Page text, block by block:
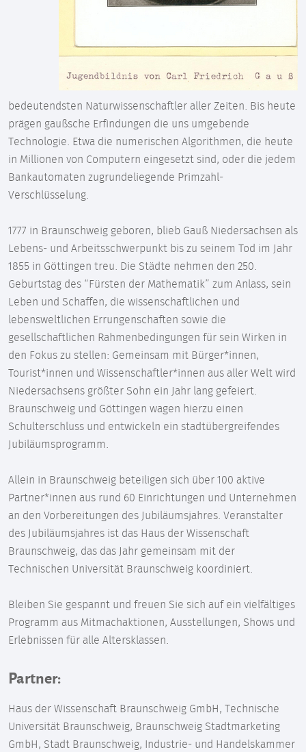
bedeutendsten Naturwissenschaftler aller Zeiten. Bis heute
prägen gaußsche Erfindungen die uns umgebende
Technologie. Etwa die numerischen Algorithmen, die heute
in Millionen von Computern eingesetzt sind, oder die jedem
Bankautomaten zugrundeliegende Primzahl-
Verschlüsselung.
1777 in Braunschweig geboren, blieb Gauß Niedersachsen als
Lebens- und Arbeitsschwerpunkt bis zu seinem Tod im Jahr
1855 in Göttingen treu. Die Städte nehmen den 250.
Geburtstag des “Fürsten der Mathematik” zum Anlass, sein
Leben und Schaffen, die wissenschaftlichen und
lebensweltlichen Errungenschaften sowie die
gesellschaftlichen Rahmenbedingungen für sein Wirken in
den Fokus zu stellen: Gemeinsam mit Bürger*innen,
Tourist*innen und Wissenschaftler*innen aus aller Welt wird
Niedersachsens größter Sohn ein Jahr lang gefeiert.
Braunschweig und Göttingen wagen hierzu einen
Schulterschluss und entwickeln ein stadtübergreifendes
Jubiläumsprogramm.
Allein in Braunschweig beteiligen sich über 100 aktive
Partner*innen aus rund 60 Einrichtungen und Unternehmen
an den Vorbereitungen des Jubiläumsjahres. Veranstalter
des Jubiläumsjahres ist das Haus der Wissenschaft
Braunschweig, das das Jahr gemeinsam mit der
Technischen Universität Braunschweig koordiniert.
Bleiben Sie gespannt und freuen Sie sich auf ein vielfältiges
Programm aus Mitmachaktionen, Ausstellungen, Shows und
Erlebnissen für alle Altersklassen.
Partner:
Haus der Wissenschaft Braunschweig GmbH, Technische
Universität Braunschweig, Braunschweig Stadtmarketing
GmbH, Stadt Braunschweig, Industrie- und Handelskammer